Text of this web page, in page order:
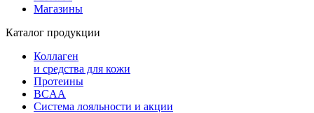
Магазины
Каталог продукции
Коллаген
и средства для кожи
Протеины
BCAA
Система лояльности и акции